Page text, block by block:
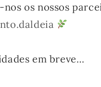
nos os nossos
em breve…